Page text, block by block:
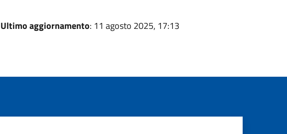
Ultimo aggiornamento: 11 agosto 2025, 17:13